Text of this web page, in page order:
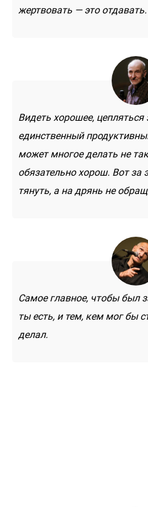
жертвовать — это отдавать.
Видеть хорошее, цепляться
единственный
может многое делать не
обязательно хорош. Вот за
тянуть, а на дрянь не
Самое главное, чтобы был
ты есть, и тем, кем мог бы
делал.